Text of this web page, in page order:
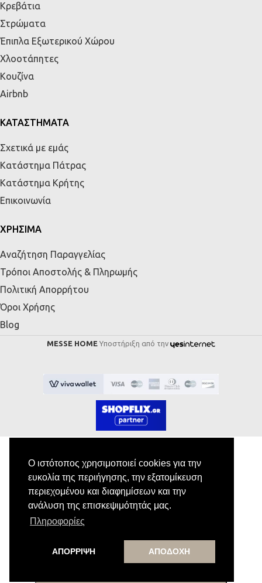
Ο ιστότοπος χρησιμοποιεί cookies για την
ευκολία της περιήγησης, την εξατομίκευση
περιεχομένου και διαφημίσεων και την
ανάλυση της επισκεψιμότητάς μας.
Πληροφορίες
ΑΠΟΡΡΙΨΗ ΑΠΟΔΟΧΗ
Κρεβάτια
Στρώματα
Έπιπλα Εξωτερικού Χώρου
Χλοοτάπητες
Κουζίνα
Airbnb
ΚΑΤΑΣΤΗΜΑΤΑ
Σχετικά με εμάς
Κατάστημα Πάτρας
Κατάστημα Κρήτης
Επικοινωνία
ΧΡΗΣΙΜΑ
Αναζήτηση Παραγγελίας
Τρόποι Αποστολής & Πληρωμής
Πολιτική Απορρήτου
Όροι Χρήσης
Blog
MESSE HOME Υποστήριξη από την
Εγγραφή στο Newsletter
Κάνε εγγραφή στο newsletter μας για να
λαμβάνεις αποκλειστικές προσφορές.